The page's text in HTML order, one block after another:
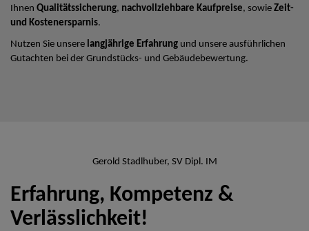
Ihnen Qualitätssicherung, nachvollziehbare Kaufpreise, sowie Zeit-
und Kostenersparnis.
Nutzen Sie unsere langjährige Erfahrung und unsere ausführlichen
Gutachten bei der Grundstücks- und Gebäudebewertung.
Gerold Stadlhuber, SV Dipl. IM
Erfahrung, Kompetenz &
Verlässlichkeit!